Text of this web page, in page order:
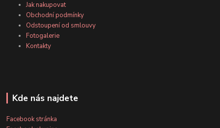
Jak nakupovat
Obchodní podmínky
Odstoupení od smlouvy
Fotogalerie
Kontakty
Kde nás najdete
Facebook stránka